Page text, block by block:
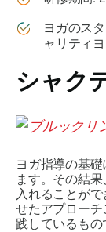
ヨガのス
ャリティ
シャク
ヨガ指導の基
ます。その結
入れることが
せたアプロー
践しているもの